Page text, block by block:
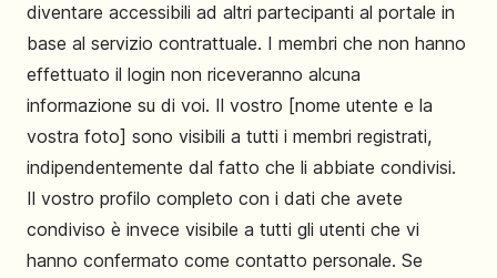
diventare accessibili ad altri partecipanti al portale in
base al servizio contrattuale. I membri che non hanno
effettuato il login non riceveranno alcuna
informazione su di voi. Il vostro [nome utente e la
vostra foto] sono visibili a tutti i membri registrati,
indipendentemente dal fatto che li abbiate condivisi.
Il vostro profilo completo con i dati che avete
condiviso è invece visibile a tutti gli utenti che vi
hanno confermato come contatto personale. Se